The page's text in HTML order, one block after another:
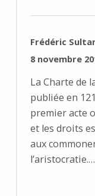
RÉDIGÉ PAR :
Frédéric
PUBLIÉ SUR :
8 novembre
La Charte de
publiée en
premier acte
et les droits
aux
l’aristocratie.…